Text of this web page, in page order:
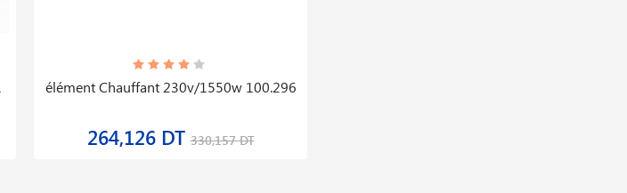
élément Chauffant 230v/1550w 100.296
264,126 DT330,157 DT